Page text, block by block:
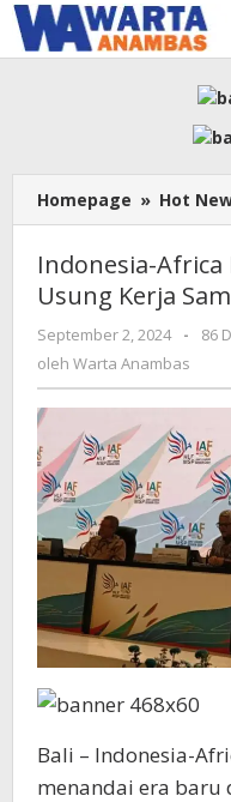
Lewati
ke
konten
Homepage » Hot
Indonesia-Africa
Usung Kerja
September 2, 2024
oleh
-
86
oleh Warta Anambas
Bali – Indonesia-
menandai era baru